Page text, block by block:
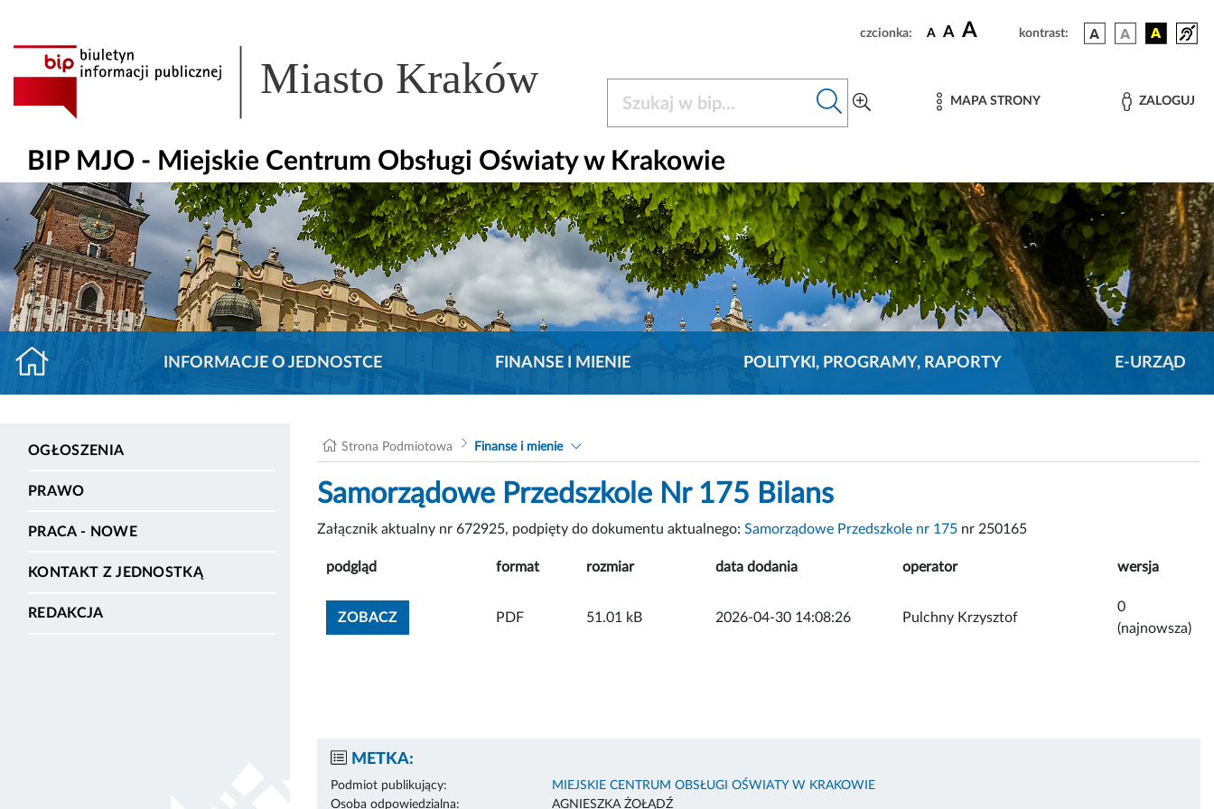
czcionka: A A A kontrast:
Miasto Kraków MAPA STRONY ZALOGUJ
BIP MJO - Miejskie Centrum Obsługi Oświaty w Krakowie
INFORMACJE O JEDNOSTCE FINANSE I MIENIE POLITYKI, PROGRAMY, RAPORTY E-URZĄD
OGŁOSZENIA
PRAWO
PRACA - NOWE
KONTAKT Z JEDNOSTKĄ
REDAKCJA
Strona Podmiotowa Finanse i mienie
Samorządowe Przedszkole Nr 175 Bilans
Załącznik aktualny nr 672925, podpięty do dokumentu aktualnego: Samorządowe Przedszkole nr 175 nr 250165
podgląd format rozmiar data dodania operator wersja
ZOBACZZOBACZ ZAŁĄCZNIK
PDF 51.01 kB 2026-04-30 14:08:26 Pulchny Krzysztof
0
(najnowsza)
METKA:
Podmiot publikujący:
MIEJSKIE CENTRUM OBSŁUGI OŚWIATY W KRAKOWIE
Osoba odpowiedzialna:
AGNIESZKA ŻOŁĄDŹ